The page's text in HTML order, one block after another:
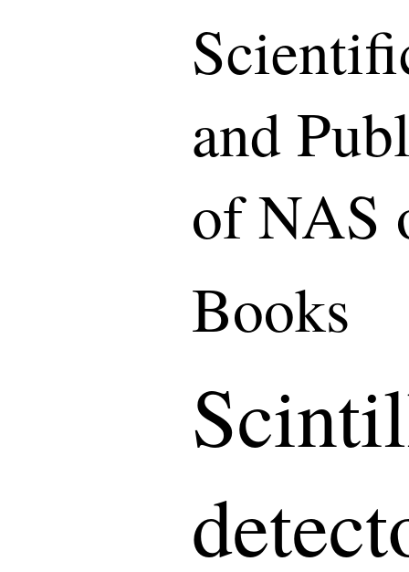
and
of NAS
Books